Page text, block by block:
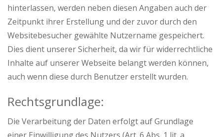
hinterlassen, werden neben diesen Angaben auch der
Zeitpunkt ihrer Erstellung und der zuvor durch den
Websitebesucher gewählte Nutzername gespeichert.
Dies dient unserer Sicherheit, da wir für widerrechtliche
Inhalte auf unserer Webseite belangt werden können,
auch wenn diese durch Benutzer erstellt wurden.
Rechtsgrundlage:
Die Verarbeitung der Daten erfolgt auf Grundlage